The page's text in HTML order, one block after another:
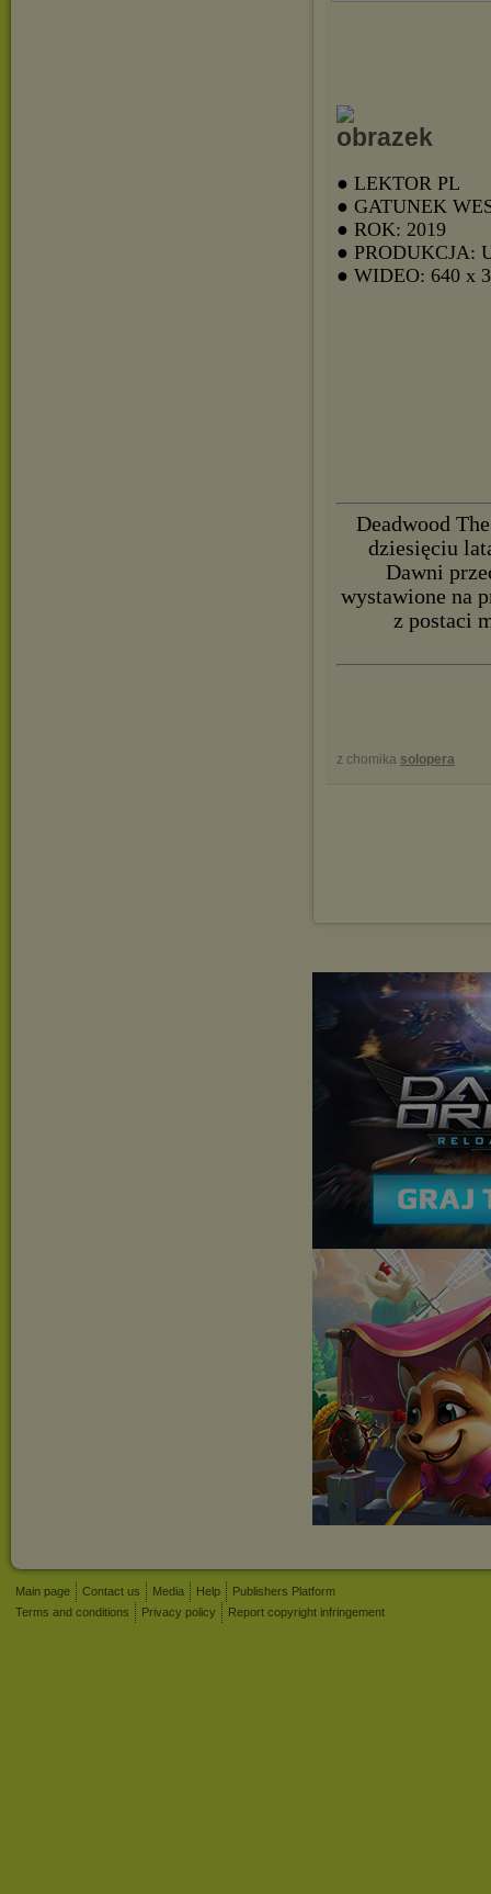
● LEKTOR PL
● GATUNEK
● ROK: 2019
● PRODUKCJA:
● WIDEO: 640 x
Deadwood
dziesięciu
Dawni
wystawione na
z postaci
z chomika solopera
Main page Contact us Media Help
Publishers Platform
Terms and conditions
Privacy policy Report copyright infringement